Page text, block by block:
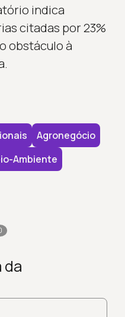
indica
citadas por 23%
obstáculo à
Agronegócio
Ambiente
da